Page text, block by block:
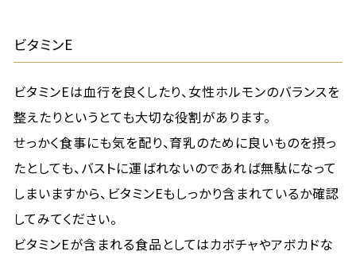
ビタミンE
ビタミンEは血行を良くしたり、女性ホルモンのバランスを
整えたりというとても大切な役割があります。
せっかく食事にも気を配り、育乳のために良いものを摂っ
たとしても、バストに運ばれないのであれば無駄になって
しまいますから、ビタミンEもしっかり含まれているか確認
してみてください。
ビタミンEが含まれる食品としてはカボチャやアボカドな